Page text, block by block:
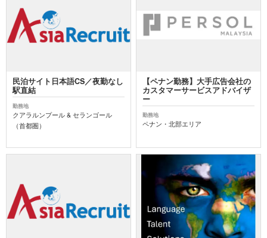
民泊サイト日本語CS／夜勤なし
駅直結
勤務地
クアラルンプール & セランゴール
（首都圏）
【ペナン勤務】大手広告会社の
カスタマーサービスアドバイザ
ー
勤務地
ペナン・北部エリア